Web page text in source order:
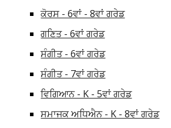
ਕੋਰਸ - 6ਵਾਂ - 8ਵਾਂ ਗਰੇਡ
ਗਣਿਤ - 6ਵਾਂ ਗਰੇਡ
ਸੰਗੀਤ - 6ਵਾਂ ਗਰੇਡ
ਸੰਗੀਤ - 7ਵਾਂ ਗਰੇਡ
ਵਿਗਿਆਨ - K - 5ਵਾਂ ਗਰੇਡ
ਸਮਾਜਕ ਅਧਿਐਨ - K - 8ਵਾਂ ਗਰੇਡ